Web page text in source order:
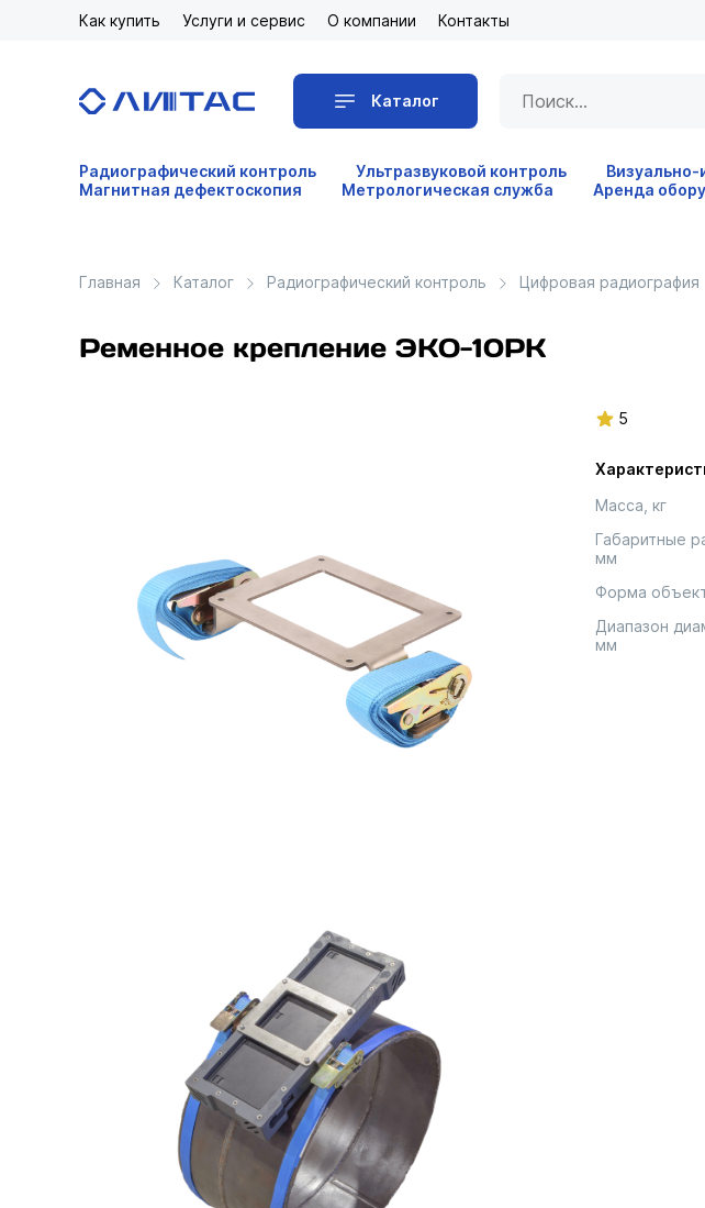
Как купить Услуги и сервис О компании Контакты
Каталог
Радиографический контроль Ультразвуковой контроль
Магнитная дефектоскопия
Метрологическая служба Аренда
Главная Каталог Радиографический контроль Цифровая радиография
Ременное крепление ЭКО-10РК
5
Масса, кг
Габаритные
мм
Форма
Диапазон
мм